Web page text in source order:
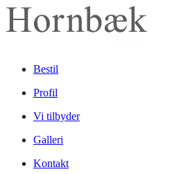
Bestil
Profil
Vi tilbyder
Galleri
Kontakt